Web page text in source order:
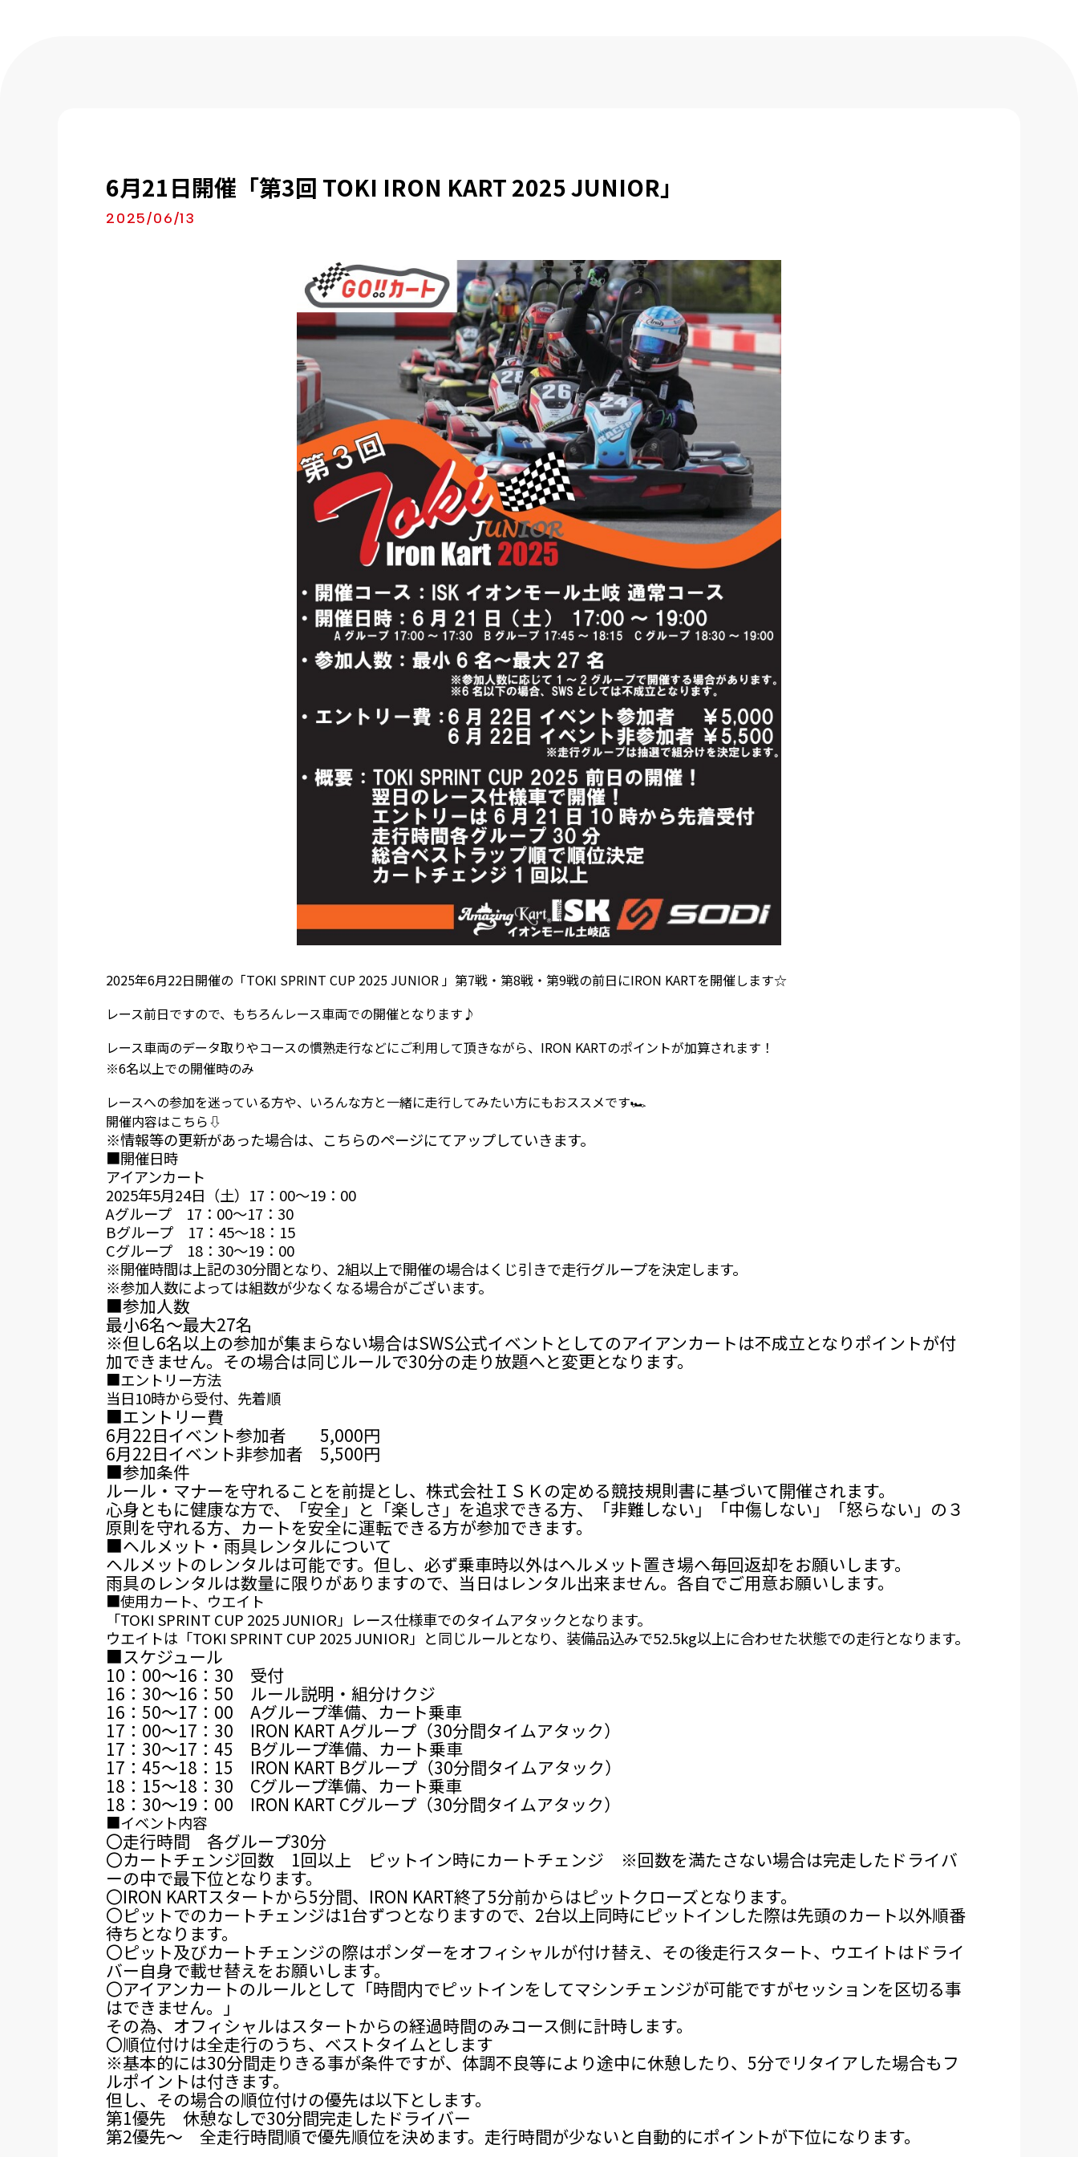
6月21日開催「第3回 TOKI IRON KART 2025 JUNIOR」
2025/06/13
2025年6月22日開催の「TOKI SPRINT CUP 2025 JUNIOR 」第7戦・第8戦・第9戦の前日にIRON KARTを開催します☆
レース前日ですので、もちろんレース車両での開催となります♪
レース車両のデータ取りやコースの慣熟走行などにご利用して頂きながら、IRON KARTのポイントが加算されます！
※6名以上での開催時のみ
レースへの参加を迷っている方や、いろんな方と一緒に走行してみたい方にもおススメです🏎
開催内容はこちら⇩
※情報等の更新があった場合は、こちらのページにてアップしていきます。
■開催日時
アイアンカート
2025年5月24日（土）17：00～19：00
Aグループ 17：00～17：30
Bグループ 17：45～18：15
Cグループ 18：30～19：00
※開催時間は上記の30分間となり、2組以上で開催の場合はくじ引きで走行グループを決定します。
※参加人数によっては組数が少なくなる場合がございます。
■参加人数
最小6名～最大27名
※但し6名以上の参加が集まらない場合はSWS公式イベントとしてのアイアンカートは不成立となりポイントが付
加できません。その場合は同じルールで30分の走り放題へと変更となります。
■エントリー方法
当日10時から受付、先着順
■エントリー費
6月22日イベント参加者 5,000円
6月22日イベント非参加者 5,500円
■参加条件
ルール・マナーを守れることを前提とし、株式会社ＩＳＫの定める競技規則書に基づいて開催されます。
心身ともに健康な方で、「安全」と「楽しさ」を追求できる方、「非難しない」「中傷しない」「怒らない」の３
原則を守れる方、カートを安全に運転できる方が参加できます。
■ヘルメット・雨具レンタルについて
ヘルメットのレンタルは可能です。但し、必ず乗車時以外はヘルメット置き場へ毎回返却をお願いします。
雨具のレンタルは数量に限りがありますので、当日はレンタル出来ません。各自でご用意お願いします。
■使用カート、ウエイト
「TOKI SPRINT CUP 2025 JUNIOR」レース仕様車でのタイムアタックとなります。
ウエイトは「TOKI SPRINT CUP 2025 JUNIOR」と同じルールとなり、装備品込みで52.5kg以上に合わせた状態での走行となります。
■スケジュール
10：00～16：30 受付
16：30～16：50 ルール説明・組分けクジ
16：50～17：00 Aグループ準備、カート乗車
17：00～17：30 IRON KART Aグループ（30分間タイムアタック）
17：30～17：45 Bグループ準備、カート乗車
17：45～18：15 IRON KART Bグループ（30分間タイムアタック）
18：15～18：30 Cグループ準備、カート乗車
18：30～19：00 IRON KART Cグループ（30分間タイムアタック）
■イベント内容
〇走行時間 各グループ30分
〇カートチェンジ回数 1回以上 ピットイン時にカートチェンジ ※回数を満たさない場合は完走したドライバ
ーの中で最下位となります。
〇IRON KARTスタートから5分間、IRON KART終了5分前からはピットクローズとなります。
〇ピットでのカートチェンジは1台ずつとなりますので、2台以上同時にピットインした際は先頭のカート以外順番
待ちとなります。
〇ピット及びカートチェンジの際はポンダーをオフィシャルが付け替え、その後走行スタート、ウエイトはドライ
バー自身で載せ替えをお願いします。
〇アイアンカートのルールとして「時間内でピットインをしてマシンチェンジが可能ですがセッションを区切る事
はできません。」
その為、オフィシャルはスタートからの経過時間のみコース側に計時します。
〇順位付けは全走行のうち、ベストタイムとします
※基本的には30分間走りきる事が条件ですが、体調不良等により途中に休憩したり、5分でリタイアした場合もフ
ルポイントは付きます。
但し、その場合の順位付けの優先は以下とします。
第1優先 休憩なしで30分間完走したドライバー
第2優先～ 全走行時間順で優先順位を決めます。走行時間が少ないと自動的にポイントが下位になります。